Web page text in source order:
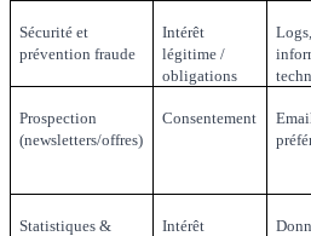
Sécurité et
prévention fraude
Intérêt
légitime /
obligations
Logs,
Prospection
(newsletters/offres)
Consentement
Statistiques &
Intérêt